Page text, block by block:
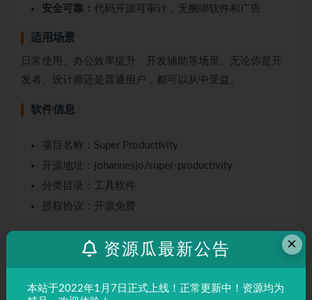
安全可靠： 代码开源可审计，无捆绑软件和广告
适用场景
日常使用、办公效率提升、开发辅助等场景。无论你是开
发者、设计师还是普通用户，都可以从中受益。
软件信息
项目名称：Super Productivity
开源地址：johannesjo/super-productivity
分类目录：工具软件
授权协议：开源免费
本站所有文章，如无特殊说明或标注，均为本站原创发
布。任何个人或组织，在未征得本站同意时，禁止复制、盗用、
采集、发布本站内容到任何网站、书籍等各类媒体平台。如若本
×
资源瓜最新公告
本站于2022年1月7日正式上线！正常更新中！资源均为